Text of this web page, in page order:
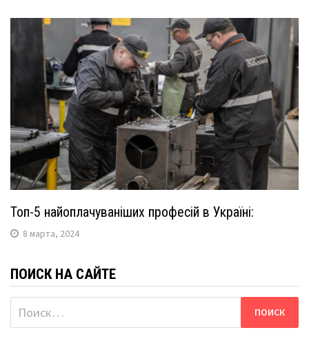
Топ-5 найоплачуваніших професій в Україні:
8 марта, 2024
ПОИСК НА САЙТЕ
Найти: